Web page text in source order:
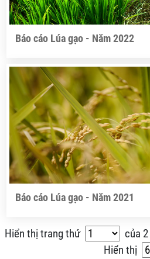
Báo cáo Lúa gạo - Năm 2022
Báo cáo Lúa gạo - Năm 2021
Hiển thị trang thứ của 2
Hiển thị